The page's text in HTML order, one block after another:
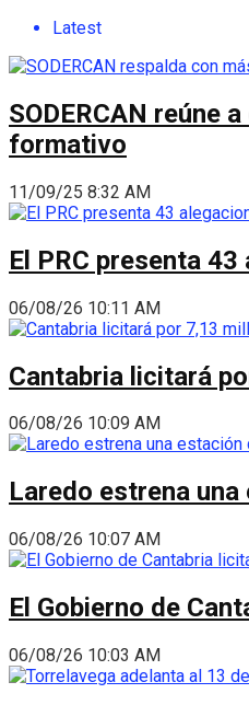
Latest
SODERCAN reúne
formativo
11/09/25 8:32 AM
El PRC presenta
06/08/26 10:11 AM
Cantabria licitará
06/08/26 10:09 AM
Laredo estrena
06/08/26 10:07 AM
El Gobierno de
06/08/26 10:03 AM